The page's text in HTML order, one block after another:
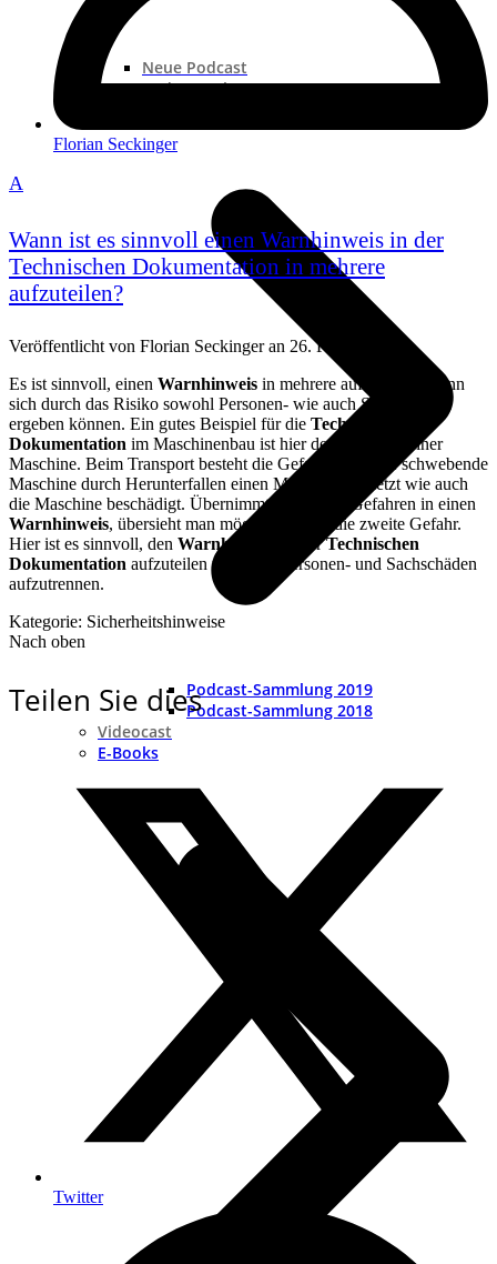
Neue Podcast
Podcast „Shorts“
Podcast-Sammlung 2019
Podcast-Sammlung 2018
Videocast
E-Books
Florian Seckinger
A
Wann ist es sinnvoll einen Warnhinweis in der
Technischen Dokumentation in mehrere
aufzuteilen?
Veröffentlicht von Florian Seckingeran 26. Februar 2018
Es ist sinnvoll, einen Warnhinweis in mehrere aufzuteilen, wenn
sich durch das Risiko sowohl Personen- wie auch Sachschäden
ergeben können. Ein gutes Beispiel für die Technische
Dokumentation im Maschinenbau ist hier der Transport einer
Maschine. Beim Transport besteht die Gefahr, dass eine schwebende
Maschine durch Herunterfallen einen Menschen verletzt wie auch
die Maschine beschädigt. Übernimmt man beide Gefahren in einen
Warnhinweis, übersieht man möglicherweise die zweite Gefahr.
Hier ist es sinnvoll, den Warnhinweis in derTechnischen
Dokumentation aufzuteilen und nach Personen- und Sachschäden
aufzutrennen.
Kategorie: Sicherheitshinweise
Nach oben
Teilen Sie dies
Twitter